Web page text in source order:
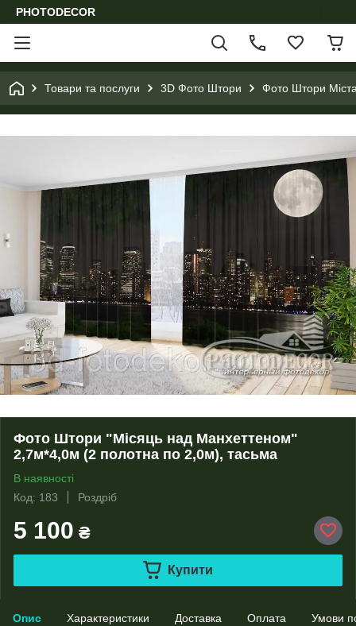
PHOTODECOR
Товари та послуги 3D Фото Штори Фото Штори
Фото Штори "Місяць над Манхеттеном"
2,7м*4,0м (2 полотна по 2,0м), тасьма
В наявності
Код: 183
Роздріб
5 100 ₴
Купити
Опис Характеристики Доставка Оплата Умови